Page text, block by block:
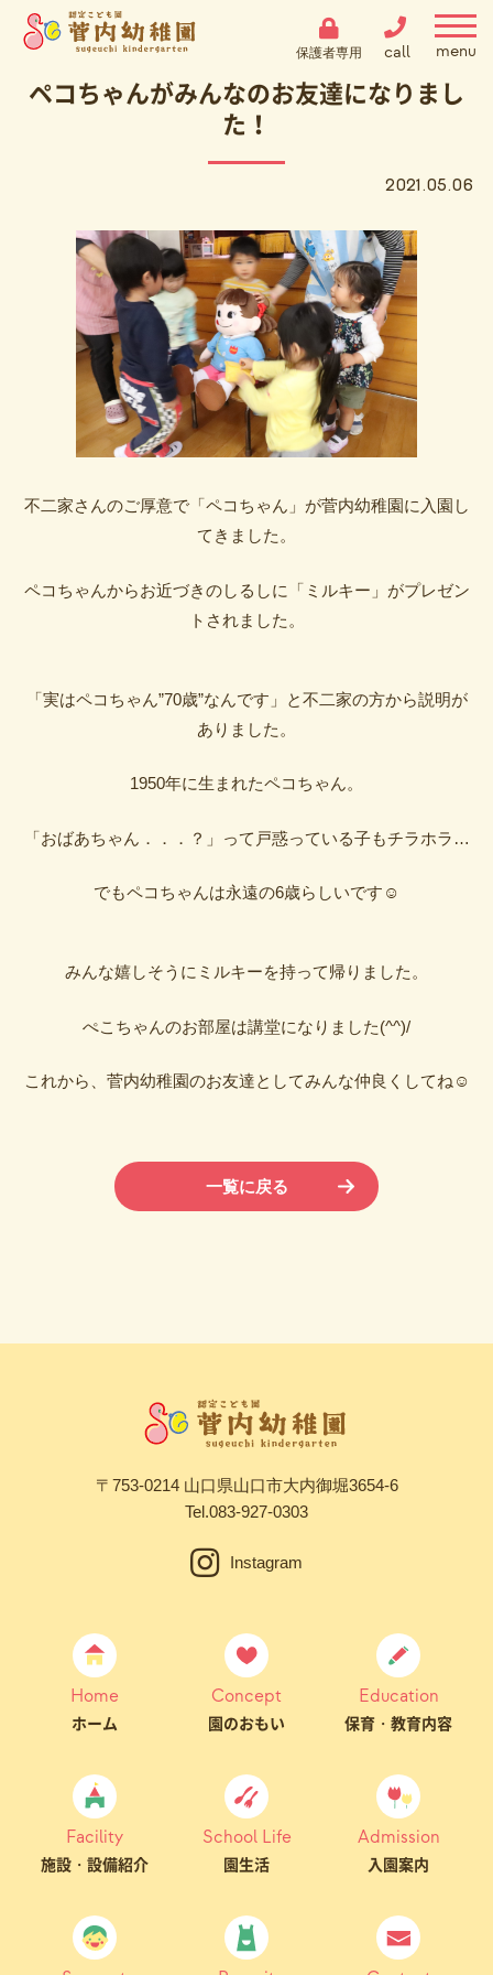
保護者専用 call
ペコちゃんがみんなのお友達になりまし
た！
2021.05.06
不二家さんのご厚意で「ペコちゃん」が菅内幼稚園に入園し
てきました。
ペコちゃんからお近づきのしるしに「ミルキー」がプレゼン
トされました。
「実はペコちゃん”70歳”なんです」と不二家の方から説明が
ありました。
1950年に生まれたペコちゃん。
「おばあちゃん．．．？」って戸惑っている子もチラホラ…
でもペコちゃんは永遠の6歳らしいです☺
みんな嬉しそうにミルキーを持って帰りました。
ぺこちゃんのお部屋は講堂になりました(^^)/
これから、菅内幼稚園のお友達としてみんな仲良くしてね☺
一覧に戻る
〒753-0214 山口県山口市大内御堀3654-6
Tel.083-927-0303
Instagram
Home
ホーム
Concept
園のおもい
Education
保育・教育内容
Facility
施設・設備紹介
School Life
園生活
Admission
入園案内